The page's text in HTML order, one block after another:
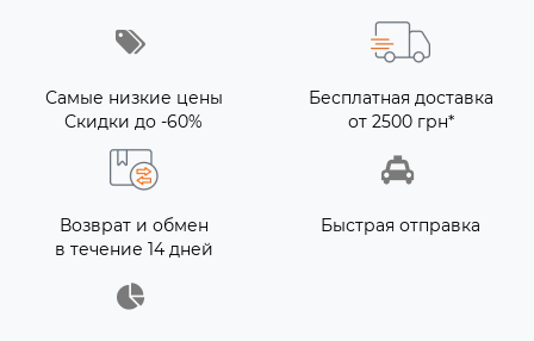
Самые низкие цены
Скидки до -60%
Бесплатная доставка
от 2500 грн*
Возврат и обмен
в течение 14 дней
Быстрая отправка